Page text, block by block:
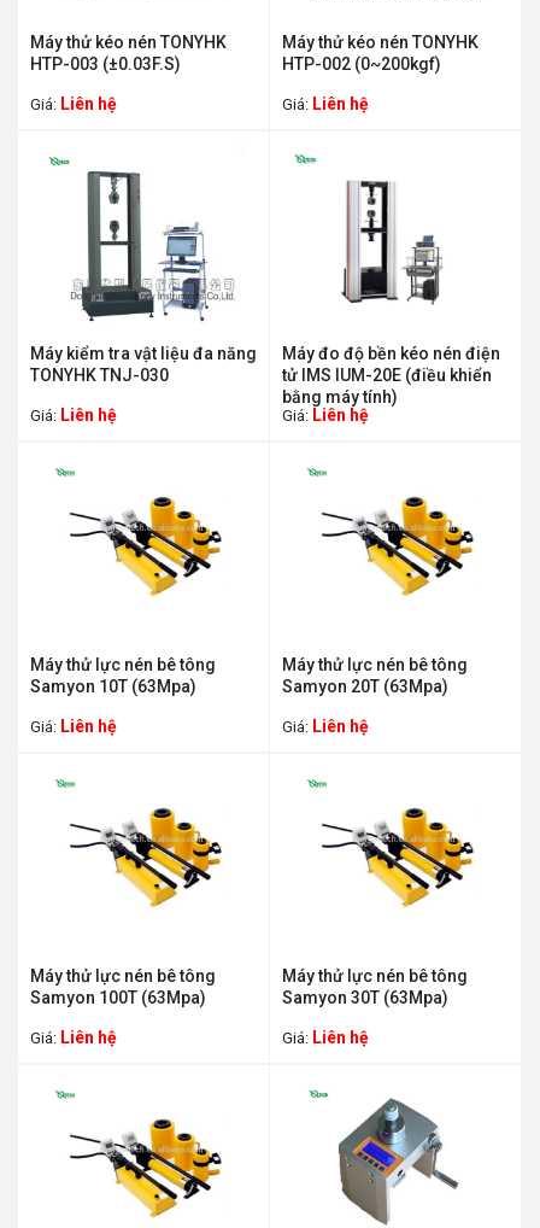
Máy thử kéo nén TONYHK
HTP-003 (±0.03F.S)
Giá: Liên hệ
Máy thử kéo nén TONYHK
HTP-002 (0~200kgf)
Giá: Liên hệ
Máy kiểm tra vật liệu đa năng
TONYHK TNJ-030
Giá: Liên hệ
Máy đo độ bền kéo nén điện
tử IMS IUM-20E (điều khiển
bằng máy tính)
Giá: Liên hệ
Máy thử lực nén bê tông
Samyon 10T (63Mpa)
Giá: Liên hệ
Máy thử lực nén bê tông
Samyon 20T (63Mpa)
Giá: Liên hệ
Máy thử lực nén bê tông
Samyon 100T (63Mpa)
Giá: Liên hệ
Máy thử lực nén bê tông
Samyon 30T (63Mpa)
Giá: Liên hệ